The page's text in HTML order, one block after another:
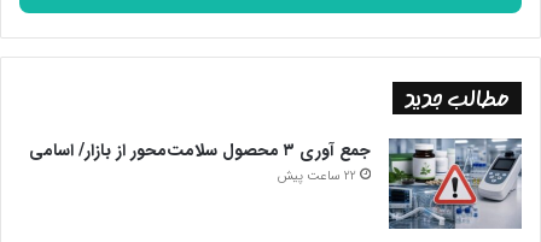
وارد
کنید
مطالب جدید
جمع آوری ۳ محصول سلامت‌محور از بازار/ اسامی
22 ساعت پیش